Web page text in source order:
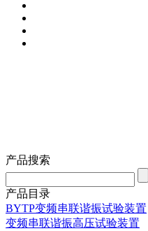
产品搜索
产品目录
BYTP变频串联谐振试验装置
变频串联谐振高压试验装置